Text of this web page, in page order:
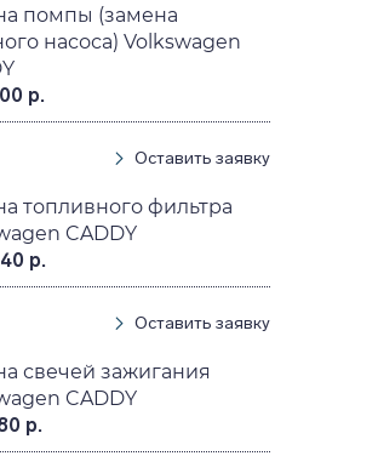
помпы (замена
насоса) Volkswagen
р.
Оставить заявку
топливного фильтра
CADDY
р.
Оставить заявку
свечей зажигания
CADDY
р.